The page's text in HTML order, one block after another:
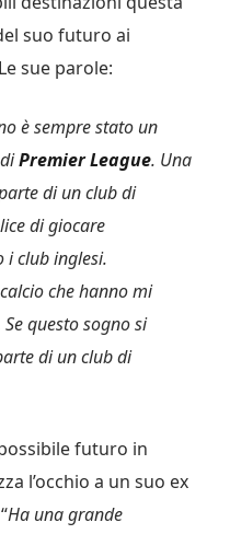
suo futuro ai
sue parole:
è sempre stato un
Premier League. Una
di un club di
di giocare
i club inglesi.
che hanno mi
questo sogno si
di un club di
futuro in
l’occhio a un suo ex
Ha una grande